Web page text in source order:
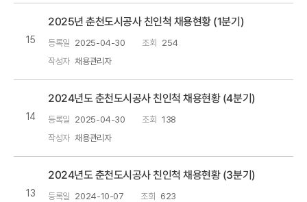
15
2025년 춘천도시공사 친인척 채용현황 (1분기)
등록일 2025-04-30 조회 254
작성자 채용관리자
14
2024년도 춘천도시공사 친인척 채용현황 (4분기)
등록일 2025-04-30 조회 138
작성자 채용관리자
13
2024년도 춘천도시공사 친인척 채용현황 (3분기)
등록일 2024-10-07 조회 623